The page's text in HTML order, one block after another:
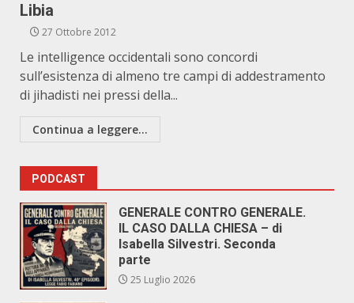
Libia
27 Ottobre 2012
Le intelligence occidentali sono concordi
sull’esistenza di almeno tre campi di addestramento
di jihadisti nei pressi della...
Continua a leggere...
PODCAST
GENERALE CONTRO GENERALE.
IL CASO DALLA CHIESA – di
Isabella Silvestri. Seconda
parte
25 Luglio 2026